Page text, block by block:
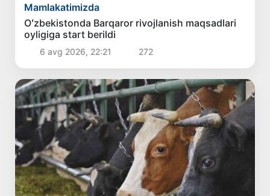
Mamlakatimizda
Oʻzbekistonda Barqaror rivojlanish maqsadlari
oyligiga start berildi
6 avg 2026, 22:21 272